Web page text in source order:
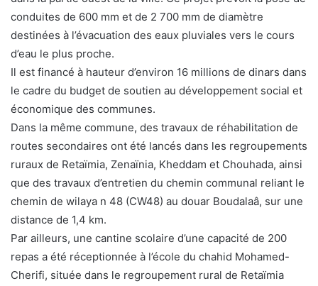
conduites de 600 mm et de 2 700 mm de diamètre
destinées à l’évacuation des eaux pluviales vers le cours
d’eau le plus proche.
Il est financé à hauteur d’environ 16 millions de dinars dans
le cadre du budget de soutien au développement social et
économique des communes.
Dans la même commune, des travaux de réhabilitation de
routes secondaires ont été lancés dans les regroupements
ruraux de Retaïmia, Zenaïnia, Kheddam et Chouhada, ainsi
que des travaux d’entretien du chemin communal reliant le
chemin de wilaya n 48 (CW48) au douar Boudalaâ, sur une
distance de 1,4 km.
Par ailleurs, une cantine scolaire d’une capacité de 200
repas a été réceptionnée à l’école du chahid Mohamed-
Cherifi, située dans le regroupement rural de Retaïmia